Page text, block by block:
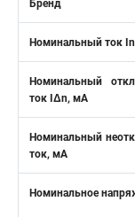
Бренд
Номинальный ток
Номинальный
ток IΔn, мА
Номинальный
ток, мА
Номинальное